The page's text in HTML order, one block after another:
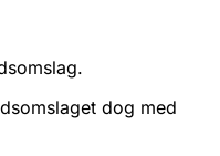
dog med